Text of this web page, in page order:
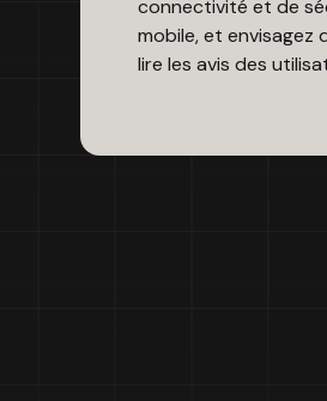
connectivité et de
mobile, et envisagez
lire les avis des